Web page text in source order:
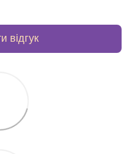
відгук